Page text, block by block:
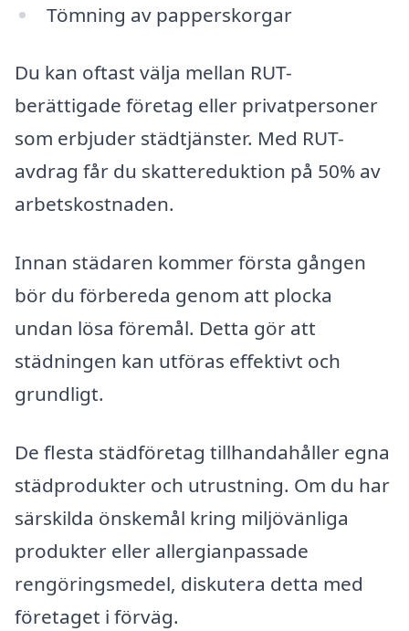
Tömning av papperskorgar
Du kan oftast välja mellan RUT-
berättigade företag eller privatpersoner
som erbjuder städtjänster. Med RUT-
avdrag får du skattereduktion på 50% av
arbetskostnaden.
Innan städaren kommer första gången
bör du förbereda genom att plocka
undan lösa föremål. Detta gör att
städningen kan utföras effektivt och
grundligt.
De flesta städföretag tillhandahåller egna
städprodukter och utrustning. Om du har
särskilda önskemål kring miljövänliga
produkter eller allergianpassade
rengöringsmedel, diskutera detta med
företaget i förväg.